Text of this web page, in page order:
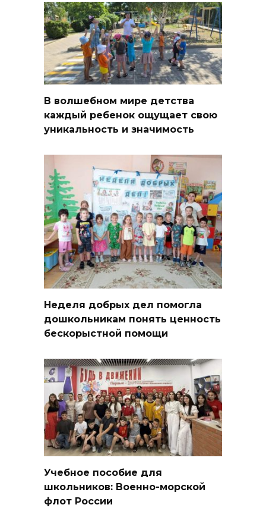
В волшебном мире детства
каждый ребенок ощущает свою
уникальность и значимость
Неделя добрых дел помогла
дошкольникам понять ценность
бескорыстной помощи
Учебное пособие для
школьников: Военно-морской
флот России